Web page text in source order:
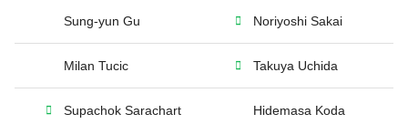
Sung-yun Gu Noriyoshi Sakai
Milan Tucic Takuya Uchida
Supachok Sarachart Hidemasa Koda